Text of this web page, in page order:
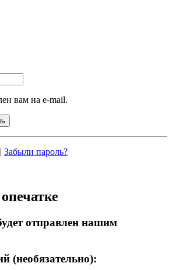
вам на e-mail.
| Забыли пароль?
отправлен нашим
(необязательно):